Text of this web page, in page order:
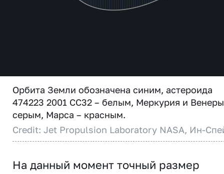
Орбита Земли обозначена синим, астероида
474223 2001 CC32 – белым, Меркурия и
серым, Марса – красным.
Credit: Jet Propulsion Laboratory NASA, Ин-
На данный момент точный размер